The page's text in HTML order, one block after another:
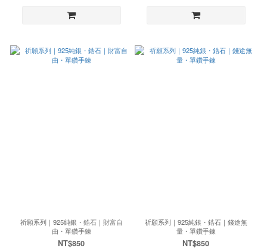
祈願系列｜925純銀・鋯石｜財富自
由・單鑽手鍊
NT$850
祈願系列｜925純銀・鋯石｜錢途無
量・單鑽手鍊
NT$850